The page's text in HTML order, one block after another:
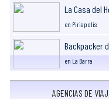
La Casa del
en Piriapolis
Backpacker
en La Barra
AGENCIAS DE